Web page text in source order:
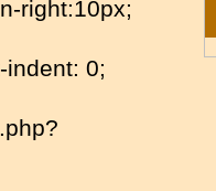
right:10px;
0;